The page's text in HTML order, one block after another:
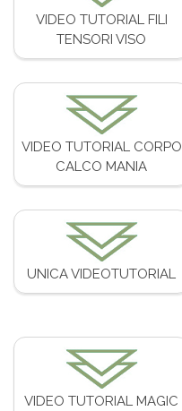
VIDEO TUTORIAL FILI
TENSORI VISO
VIDEO TUTORIAL CORPO
CALCO MANIA
UNICA VIDEOTUTORIAL
VIDEO TUTORIAL MAGIC